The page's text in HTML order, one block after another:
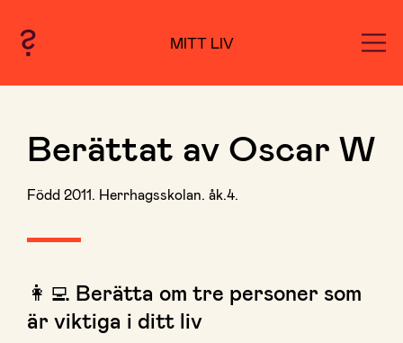
MITT LIV
Berättat av Oscar W
Född 2011. Herrhagsskolan. åk.4.
👩‍💻 Berätta om tre personer som
är viktiga i ditt liv